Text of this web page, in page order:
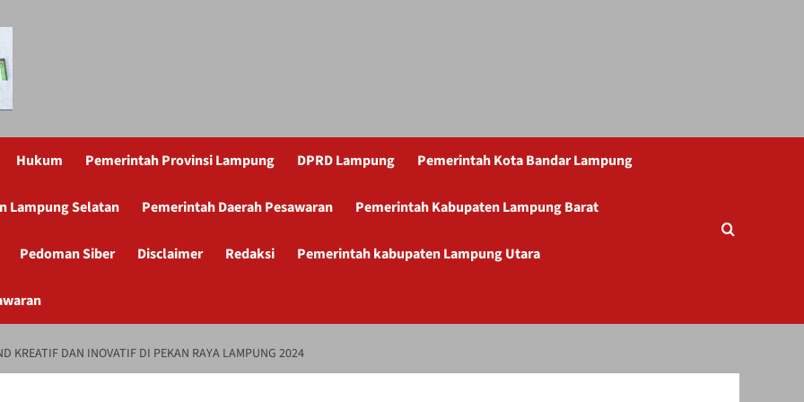
Hukum Pemerintah Provinsi Lampung DPRD Lampung Pemerintah Kota Bandar Lampung
Lampung Selatan Pemerintah Daerah Pesawaran Pemerintah Kabupaten Lampung Barat
Pedoman Siber Disclaimer Redaksi Pemerintah kabupaten Lampung Utara
KREATIF DAN INOVATIF DI PEKAN RAYA LAMPUNG 2024